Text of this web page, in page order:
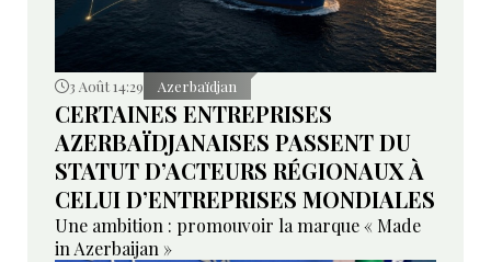
3 Août 14:29 Azerbaïdjan
CERTAINES ENTREPRISES
AZERBAÏDJANAISES PASSENT DU
STATUT D’ACTEURS RÉGIONAUX À
CELUI D’ENTREPRISES MONDIALES
Une ambition : promouvoir la marque « Made
in Azerbaijan »